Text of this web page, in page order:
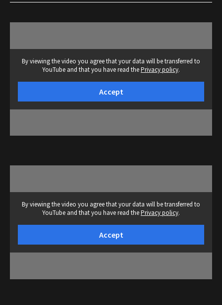
By viewing the video you agree that your data will be transferred to
YouTube and that you have read thePrivacy policy.
Accept
By viewing the video you agree that your data will be transferred to
YouTube and that you have read thePrivacy policy.
Accept